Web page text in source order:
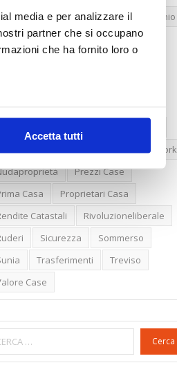
media e per analizzare il
partner che si occupano
che ha fornito loro o
Accetta tutti
Immobiliari
Condominio
Confedilizia.EU
New York
Prezzi Case
Casa
Proprietari Casa
Catastali
Rivoluzioneliberale
Sicurezza
Sommerso
Trasferimenti
Treviso
Case
Cerca